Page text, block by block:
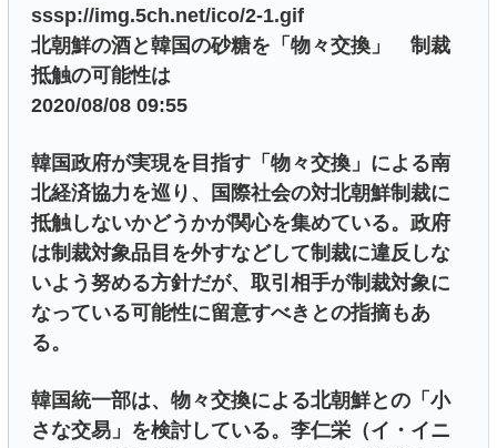
sssp://img.5ch.net/ico/2-1.gif
北朝鮮の酒と韓国の砂糖を「物々交換」 制裁
抵触の可能性は
2020/08/08 09:55
韓国政府が実現を目指す「物々交換」による南
北経済協力を巡り、国際社会の対北朝鮮制裁に
抵触しないかどうかが関心を集めている。政府
は制裁対象品目を外すなどして制裁に違反しな
いよう努める方針だが、取引相手が制裁対象に
なっている可能性に留意すべきとの指摘もあ
る。
韓国統一部は、物々交換による北朝鮮との「小
さな交易」を検討している。李仁栄（イ・イニ